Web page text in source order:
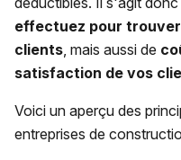
effectuez pour
clients , mais aussi de
satisfaction de vos
Voici un aperçu des
entreprises de